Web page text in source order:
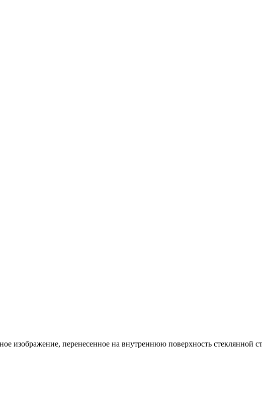
изображение, перенесенное на внутреннюю поверхность стеклянной